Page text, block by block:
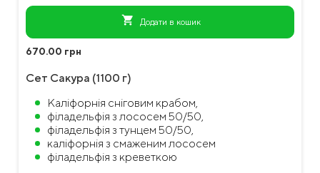
shopping_cart Додати в кошик
670.00 грн
Сет Сакура (1100 г)
Каліфорнія сніговим крабом,
філадельфія з лососем 50/50,
філадельфія з тунцем 50/50,
каліфорнія з смаженим лососем
філадельфія з креветкою